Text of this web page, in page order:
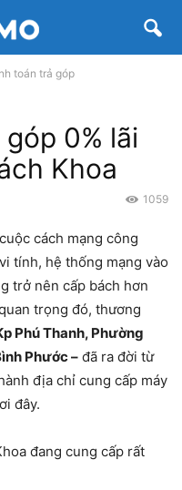
toán trả góp
0% lãi
Khoa
1059
cách mạng công
tính, hệ thống mạng vào
trở nên cấp bách hơn
trọng đó, thương
Phú Thanh, Phường
Phước – đã ra đời từ
địa chỉ cung cấp máy
đây.
đang cung cấp rất